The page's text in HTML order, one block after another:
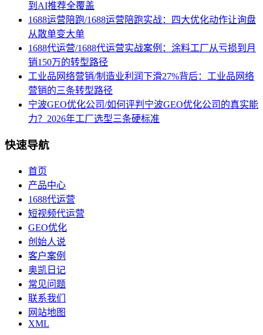
到AI推荐全覆盖
1688运营陪跑/1688运营陪跑实战：四大优化动作让询盘
从散单变大单
1688代运营/1688代运营实战案例：涂料工厂从亏损到月
销150万的转型路径
工业品网络营销/制造业利润下滑27%背后：工业品网络
营销的三条转型路径
宁波GEO优化公司/如何评判宁波GEO优化公司的真实能
力？2026年工厂选型三条硬标准
快速导航
首页
产品中心
1688代运营
短视频代运营
GEO优化
创始人说
客户案例
奥凯日记
常见问题
联系我们
网站地图
XML